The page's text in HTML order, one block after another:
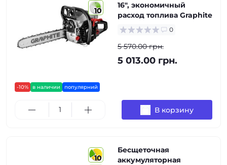
10
-10% в наличии популярний
16", экономичный
расход топлива Graphite
0
5 570.00 грн.
5 013.00 грн.
В корзину
10
Бесщеточная
аккумуляторная